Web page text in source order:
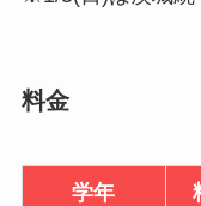
料金
学年